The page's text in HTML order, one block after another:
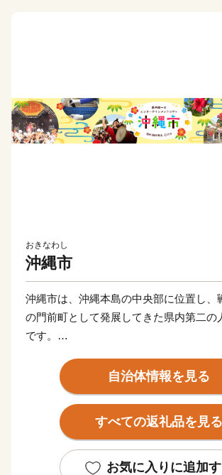
おきなわし
沖縄市
沖縄市は、沖縄本島の中央部に位置し、
の門前町として発展してきた県内第二の
です。
が居住しており、生活習慣や言語等、多
する国際色豊かなまちです。
エイサーをはじめ、ジャズやロック、民
化と異文化が融合した戦後沖縄の文化で
たまちづくりに取り組んでいます。
自治体情報を見る
すべての返礼品を見る
お気に入りに追加